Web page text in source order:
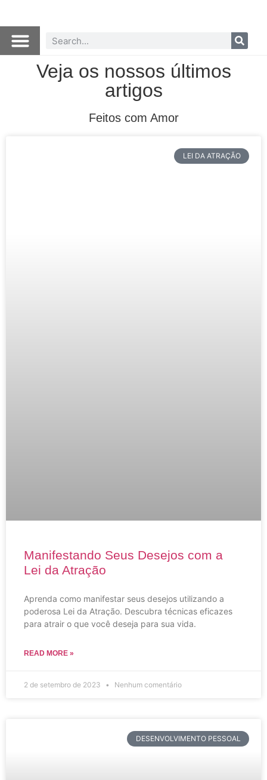
Veja os nossos últimos
artigos
Feitos com Amor
LEI DA ATRAÇÃO
Manifestando Seus Desejos com a
Lei da Atração
Aprenda como manifestar seus desejos utilizando a
poderosa Lei da Atração. Descubra técnicas eficazes
para atrair o que você deseja para sua vida.
READ MORE »
2 de setembro de 2023 Nenhum comentário
DESENVOLVIMENTO PESSOAL